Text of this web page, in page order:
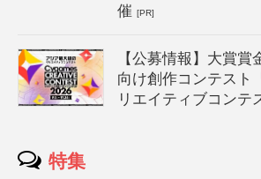
催[PR]
【公募情報】大賞賞
向け創作コンテスト
リエイティブコンテ
特集